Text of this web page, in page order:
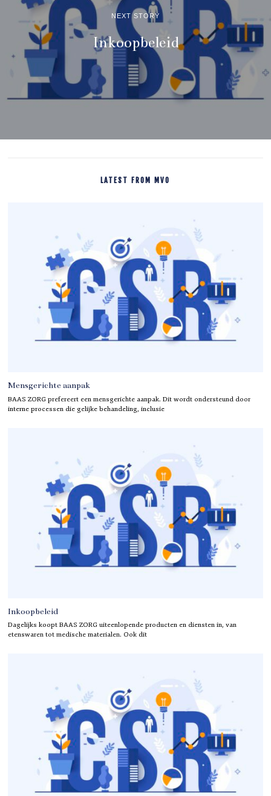
NEXT STORY
Inkoopbeleid
LATEST FROM MVO
Mensgerichte aanpak
BAAS ZORG prefereert een mensgerichte aanpak. Dit wordt ondersteund door
interne processen die gelijke behandeling, inclusie
Inkoopbeleid
Dagelijks koopt BAAS ZORG uiteenlopende producten en diensten in, van
etenswaren tot medische materialen. Ook dit